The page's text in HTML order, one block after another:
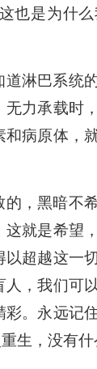
也是为什
淋巴系统
力承载时
病原体，
，黑暗不
就是希望
超越这一
，我们可
。永远记
生，没有什